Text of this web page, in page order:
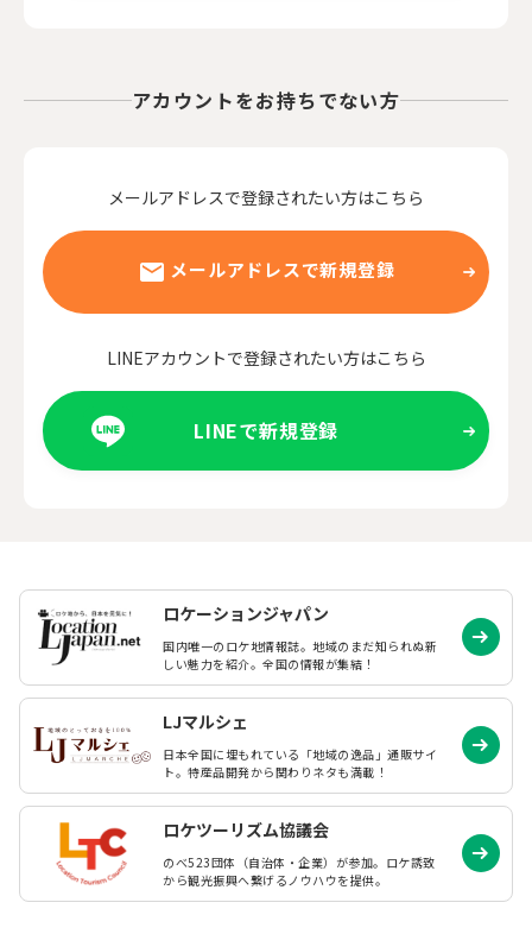
アカウントをお持ちでない方
メールアドレスで登録されたい方はこちら
メールアドレスで新規登録
LINEアカウントで登録されたい方はこちら
LINEで新規登録
ロケーションジャパン
国内唯一のロケ地情報誌。地域のまだ知られぬ新
しい魅力を紹介。全国の情報が集結！
LJマルシェ
日本全国に埋もれている「地域の逸品」通販サイ
ト。特産品開発から関わりネタも満載！
ロケツーリズム協議会
のべ523団体（自治体・企業）が参加。ロケ誘致
から観光振興へ繋げるノウハウを提供。